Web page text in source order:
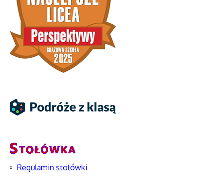
Regulamin stołówki